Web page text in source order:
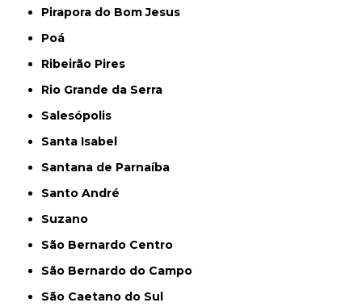
Pirapora do Bom Jesus
Poá
Ribeirão Pires
Rio Grande da Serra
Salesópolis
Santa Isabel
Santana de Parnaíba
Santo André
Suzano
São Bernardo Centro
São Bernardo do Campo
São Caetano do Sul